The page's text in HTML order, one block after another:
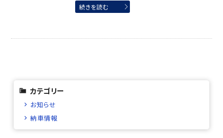
続きを読む
カテゴリー
お知らせ
納車情報